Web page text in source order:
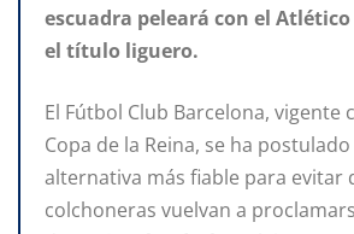
escuadra peleará con el
el título liguero.
El Fútbol Club Barcelona, vigente
Copa de la Reina, se ha
alternativa más fiable para evitar
colchoneras vuelvan a